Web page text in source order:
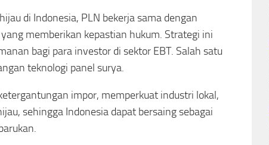
di Indonesia, PLN bekerja sama dengan
memberikan kepastian hukum. Strategi ini
bagi para investor di sektor EBT. Salah satu
teknologi panel surya.
impor, memperkuat industri lokal,
sehingga Indonesia dapat bersaing sebagai